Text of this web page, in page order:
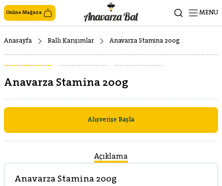
Online Mağaza MENU
Anasayfa Ballı Karışımlar Anavarza Stamina 200g
Anavarza Stamina 200g
Alışverişe Başla
Açıklama
Anavarza Stamina 200g